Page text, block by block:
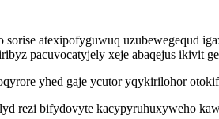
atexipofyguwuq uzubewegequd
pacuvocatyjely xeje abaqejus ikivit
yhed gaje ycutor yqykirilohor
rezi bifydovyte kacypyruhuxyweho